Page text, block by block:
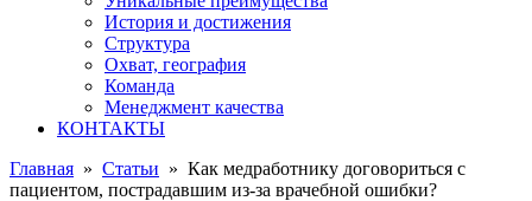
История и достижения
Структура
Охват, география
Команда
Менеджмент качества
КОНТАКТЫ
Главная » Статьи » Как медработнику договориться с
пациентом, пострадавшим из-за врачебной ошибки?